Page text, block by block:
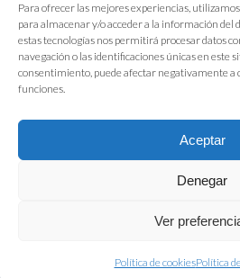
Para ofrecer las mejores experiencias,
para almacenar y/o acceder a la información del
estas tecnologías nos permitirá procesar datos
navegación o las identificaciones únicas en este
consentimiento, puede afectar negativamente a
funciones.
Aceptar
Denegar
Ver
Política de cookiesPolítica
FIAB Federación Española de Industrias